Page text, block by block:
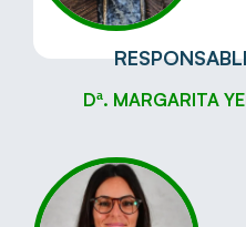
Dª. MARGARITA